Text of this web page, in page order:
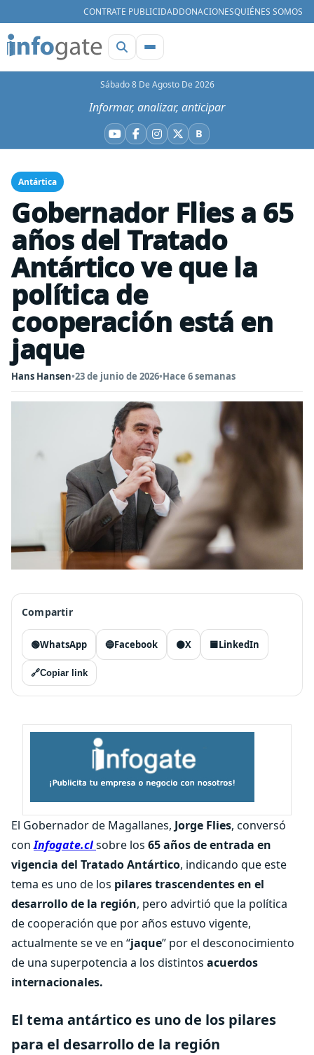
CONTRATE PUBLICIDADDONACIONESQUIÉNES SOMOS
Sábado 8 De Agosto De 2026
Informar, analizar, anticipar
YouTube
Facebook
Instagram
X BBluesky
Antártica
Gobernador Flies a 65
años del Tratado
Antártico ve que la
política de
cooperación está en
jaque
Hans Hansen•23 de junio de 2026•Hace 6 semanas
Compartir
🟢WhatsApp 🔵Facebook ⚫X 🟦LinkedIn
🔗Copiar link
El Gobernador de Magallanes, Jorge Flies, conversó
conInfogate.clsobre los 65 años de entrada en
vigencia del Tratado Antártico, indicando que este
tema es uno de los pilares trascendentes en el
desarrollo de la región, pero advirtió que la política
de cooperación que por años estuvo vigente,
actualmente se ve en “jaque” por el desconocimiento
de una superpotencia a los distintos acuerdos
internacionales.
El tema antártico es uno de los pilares
para el desarrollo de la región